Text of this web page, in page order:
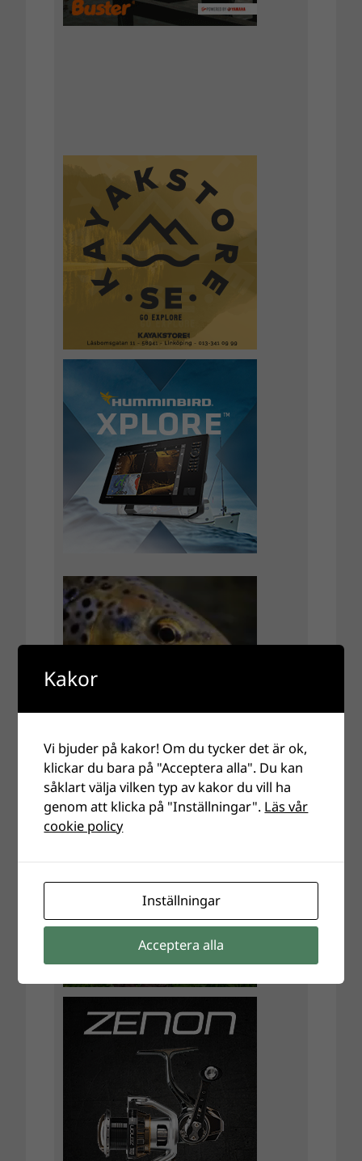
Kakor
Vi bjuder på kakor! Om du tycker det är ok,
klickar du bara på "Acceptera alla". Du kan
såklart välja vilken typ av kakor du vill ha
genom att klicka på "Inställningar". Läs vår
cookie policy
Inställningar
Acceptera alla